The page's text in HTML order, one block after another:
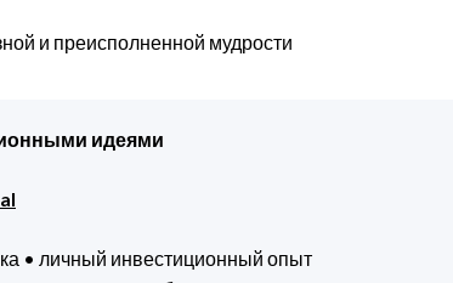
и преисполненной мудрости
идеями
• личный инвестиционный опыт